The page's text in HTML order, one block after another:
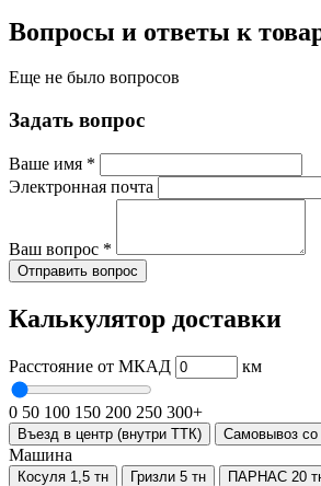
Вопросы и ответы к
Еще не было вопросов
Задать вопрос
Ваше имя *
Электронная почта
Ваш вопрос *
Отправить вопрос
Калькулятор доставки
Расстояние от МКАД км
0 50 100 150 200 250 300+
Въезд в центр (внутри ТТК) Самовывоз со
Машина
Косуля 1,5 тн Гризли 5 тн ПАРНАС 20